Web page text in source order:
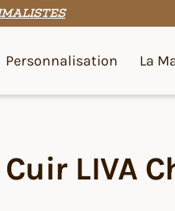
Personnalisation La
LIVA